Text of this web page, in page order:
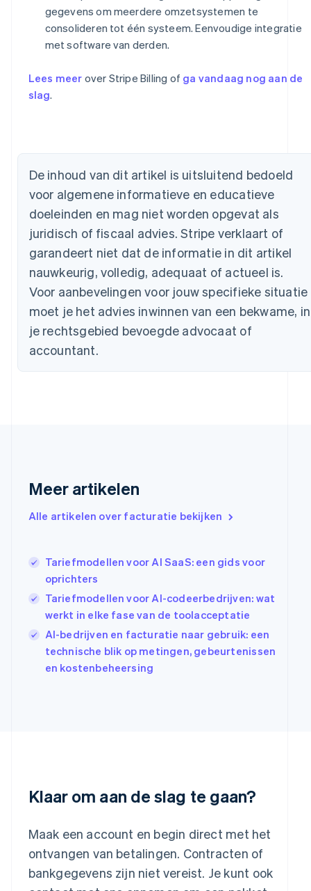
gegevens om meerdere omzetsystemen te
consolideren tot één systeem. Eenvoudige integratie
met software van derden.
Lees meer over Stripe Billing of ga vandaag nog aan de
slag.
De inhoud van dit artikel is uitsluitend bedoeld
voor algemene informatieve en educatieve
doeleinden en mag niet worden opgevat als
juridisch of fiscaal advies. Stripe verklaart of
garandeert niet dat de informatie in dit artikel
nauwkeurig, volledig, adequaat of actueel is.
Voor aanbevelingen voor jouw specifieke situatie
moet je het advies inwinnen van een bekwame, in
je rechtsgebied bevoegde advocaat of
accountant.
Meer artikelen
Alle artikelen over facturatie bekijken
Tariefmodellen voor AI SaaS: een gids voor
oprichters
Tariefmodellen voor AI-codeerbedrijven: wat
werkt in elke fase van de toolacceptatie
AI-bedrijven en facturatie naar gebruik: een
technische blik op metingen, gebeurtenissen
en kostenbeheersing
Klaar om aan de slag te gaan?
Maak een account en begin direct met het
ontvangen van betalingen. Contracten of
bankgegevens zijn niet vereist. Je kunt ook
Australië
België
NederlandsFrançais DeutschEnglish
Brazilië
Português English
Bulgarije
English
EnglishFrançais
Cyprus
English
Denemarken
English
Duitsland
Estland
Griekenland
Hongarije
English简体中文
Ierland
India
English
Italië
Italiano English
Japan
日本語English
Luxemburg
Maleisië
Malta
English
Mexico